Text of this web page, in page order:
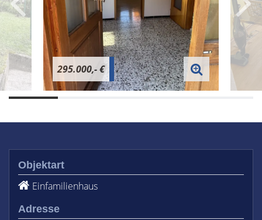
295.000,- €
Objektart
Einfamilienhaus
Adresse